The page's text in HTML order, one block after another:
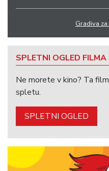
Gradiva
SPLETNI OGLED FILMA
Ne morete v kino? Ta
spletu.
SPLETNI OGLED